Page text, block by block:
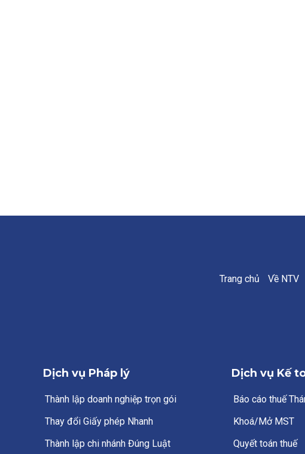
Trang chủ Về NTV
Dịch vụ Pháp lý
Thành lập doanh nghiệp trọn gói
Thay đổi Giấy phép Nhanh
Thành lập chi nhánh Đúng Luật
Dịch vụ Kế
Báo cáo thuế
Khoá/Mở MST
Quyết toán thuế